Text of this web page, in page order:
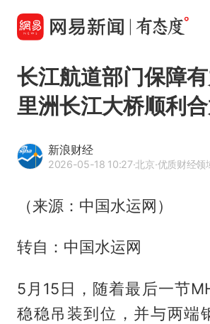
长江航道部门保障
里洲长江大桥顺利
新浪财经
2026-05-18 10:27·北京·优质财经领域
（来源：中国水运网）
转自：中国水运网
5月15日，随着最后一节
稳稳吊装到位，并与两端